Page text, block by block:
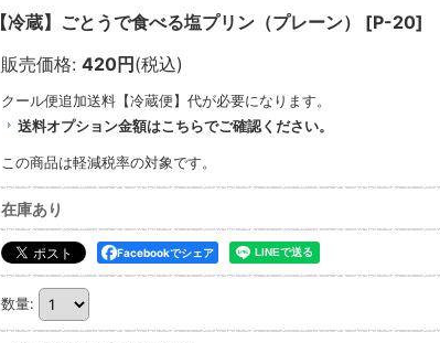
【冷蔵】ごとうで食べる塩プリン（プレーン） [P-20]
販売価格: 420円 (税込)
クール便追加送料【冷蔵便】 代が必要になります。
送料オプション金額はこちらでご確認ください。
この商品は軽減税率の対象です。
在庫あり
Facebookでシェア
数量: